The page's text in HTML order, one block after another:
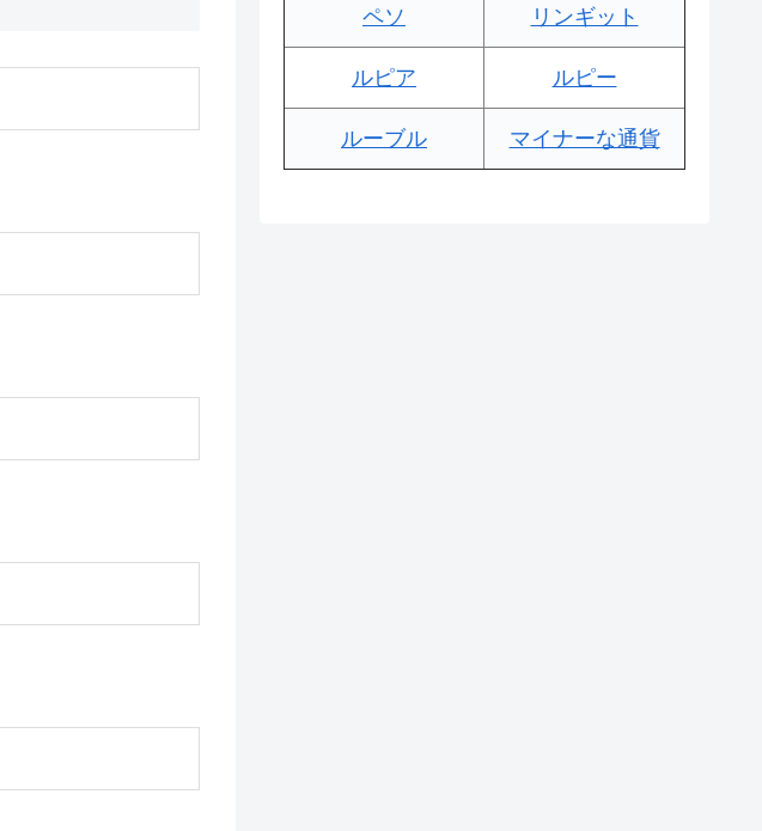
ペソ リンギット
ルピア ルピー
ルーブル マイナーな通貨